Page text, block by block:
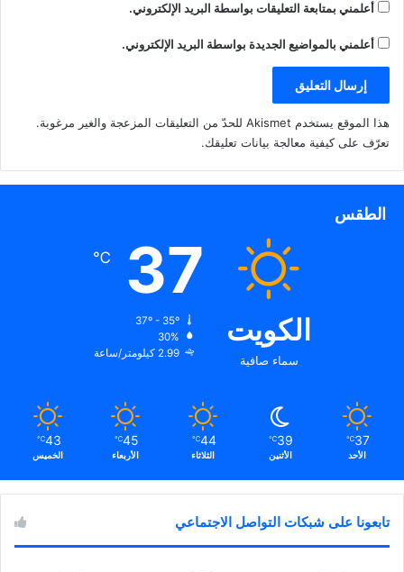
أعلمني بمتابعة التعليقات بواسطة البريد الإلكتروني.
أعلمني بالمواضيع الجديدة بواسطة البريد الإلكتروني.
هذا الموقع يستخدم Akismet للحدّ من التعليقات المزعجة والغير مرغوبة.
تعرّف على كيفية معالجة بيانات تعليقك.
الطقس
الكويت
سماء صافية
37
℃
30%
2.99 كيلومتر/ساعة
37
℃
الأحد
39
℃
الأثنين
44
℃
الثلاثاء
45
℃
الأربعاء
43
℃
الخميس
تابعونا على شبكات التواصل الاجتماعي